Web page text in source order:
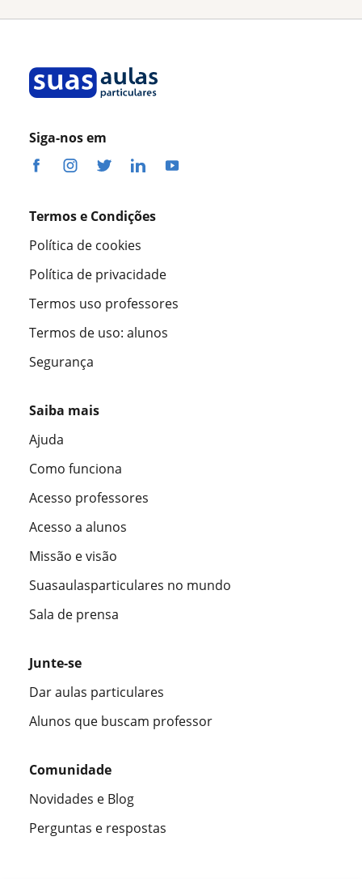
Siga-nos em
Termos e Condições
Política de cookies
Política de privacidade
Termos uso professores
Termos de uso: alunos
Segurança
Saiba mais
Ajuda
Como funciona
Acesso professores
Acesso a alunos
Missão e visão
Suasaulasparticulares no mundo
Sala de prensa
Junte-se
Dar aulas particulares
Alunos que buscam professor
Comunidade
Novidades e Blog
Perguntas e respostas